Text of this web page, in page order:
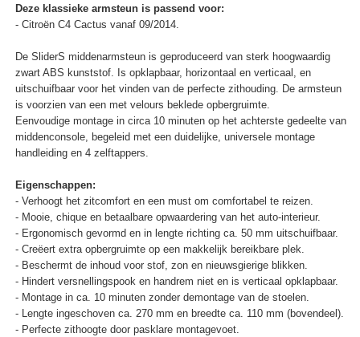
Deze klassieke armsteun is passend voor:
- Citroën C4 Cactus vanaf 09/2014.
De SliderS middenarmsteun is geproduceerd van sterk hoogwaardig
zwart ABS kunststof. Is opklapbaar, horizontaal en verticaal, en
uitschuifbaar voor het vinden van de perfecte zithouding. De armsteun
is voorzien van een met velours beklede opbergruimte.
Eenvoudige montage in circa 10 minuten op het achterste gedeelte van
middenconsole, begeleid met een duidelijke, universele montage
handleiding en 4 zelftappers.
Eigenschappen:
- Verhoogt het zitcomfort en een must om comfortabel te reizen.
- Mooie, chique en betaalbare opwaardering van het auto-interieur.
- Ergonomisch gevormd en in lengte richting ca. 50 mm uitschuifbaar.
- Creëert extra opbergruimte op een makkelijk bereikbare plek.
- Beschermt de inhoud voor stof, zon en nieuwsgierige blikken.
- Hindert versnellingspook en handrem niet en is verticaal opklapbaar.
- Montage in ca. 10 minuten zonder demontage van de stoelen.
- Lengte ingeschoven ca. 270 mm en breedte ca. 110 mm (bovendeel).
- Perfecte zithoogte door pasklare montagevoet.